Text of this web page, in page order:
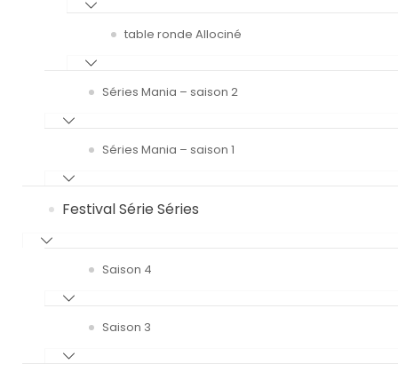
table ronde Allociné
Séries Mania – saison 2
Séries Mania – saison 1
Festival Série Séries
Saison 4
Saison 3